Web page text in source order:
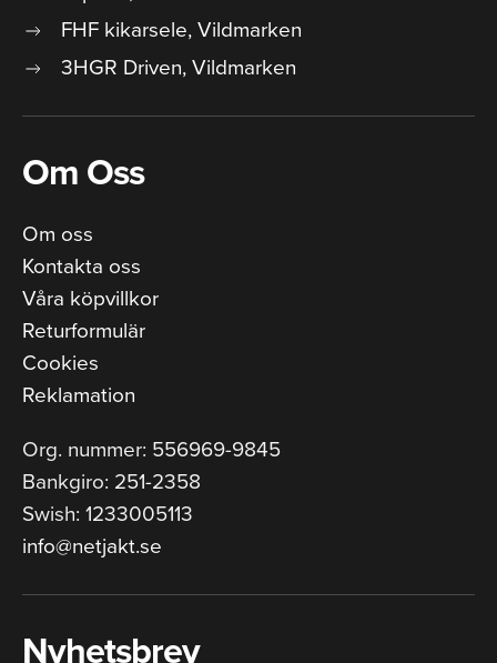
FHF kikarsele, Vildmarken
3HGR Driven, Vildmarken
Om Oss
Om oss
Kontakta oss
Våra köpvillkor
Returformulär
Cookies
Reklamation
Org. nummer: 556969-9845
Bankgiro: 251-2358
Swish: 1233005113
info@netjakt.se
Nyhetsbrev